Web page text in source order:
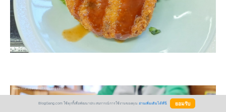
BlogGang.com ใช้คุกกี้เพื่อพัฒนาประสบการณ์การใช้งานของคุณ อ่านเพิ่มเติมได้ที่นี่